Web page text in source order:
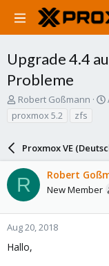
Upgrade 4.4
Probleme
T
r
d
s
a
r
t
e
r
Robert Goßmann
t
t
proxmox 5.2
zfs
Proxmox VE
R Robert
New Member
Aug 20, 2018
Hallo,